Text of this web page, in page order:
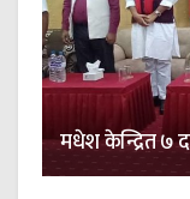
मधेश केन्द्रित ७